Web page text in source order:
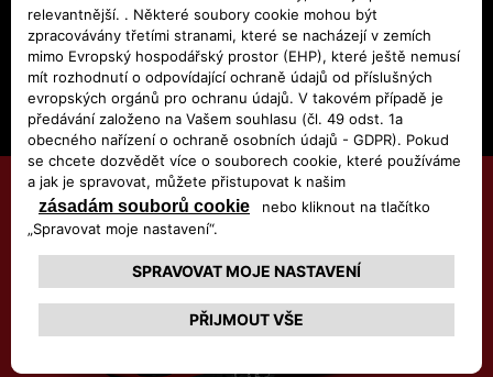
zážitek plný emocí a sebevědomí.
OBJEVIT 600 SPORT